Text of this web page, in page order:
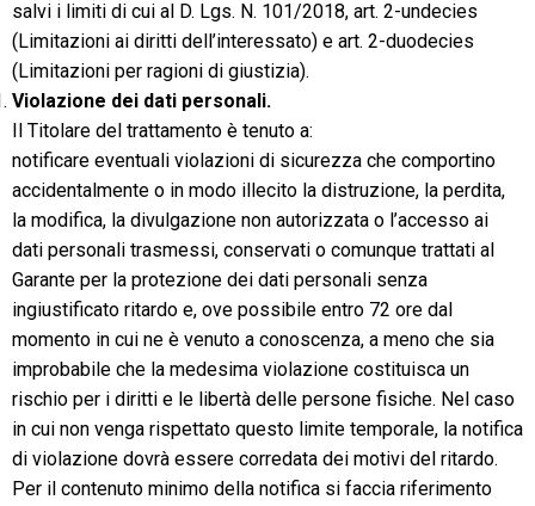
salvi i limiti di cui al D. Lgs. N. 101/2018, art. 2-undecies
(Limitazioni ai diritti dell’interessato) e art. 2-duodecies
(Limitazioni per ragioni di giustizia).
Violazione dei dati personali.
Il Titolare del trattamento è tenuto a:
notificare eventuali violazioni di sicurezza che comportino
accidentalmente o in modo illecito la distruzione, la perdita,
la modifica, la divulgazione non autorizzata o l’accesso ai
dati personali trasmessi, conservati o comunque trattati al
Garante per la protezione dei dati personali senza
ingiustificato ritardo e, ove possibile entro 72 ore dal
momento in cui ne è venuto a conoscenza, a meno che sia
improbabile che la medesima violazione costituisca un
rischio per i diritti e le libertà delle persone fisiche. Nel caso
in cui non venga rispettato questo limite temporale, la notifica
di violazione dovrà essere corredata dei motivi del ritardo.
Per il contenuto minimo della notifica si faccia riferimento